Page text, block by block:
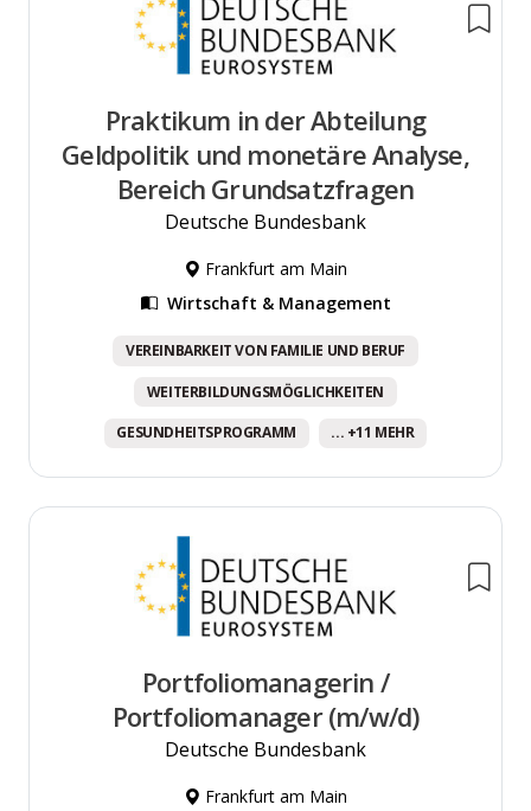
Praktikum in der Abteilung
Geldpolitik und monetäre Analyse,
Bereich Grundsatzfragen
Deutsche Bundesbank
Frankfurt am Main
Wirtschaft & Management
VEREINBARKEIT VON FAMILIE UND BERUF
WEITERBILDUNGSMÖGLICHKEITEN
GESUNDHEITSPROGRAMM ... +11 MEHR
Portfoliomanagerin /
Portfoliomanager (m/w/d)
Deutsche Bundesbank
Frankfurt am Main